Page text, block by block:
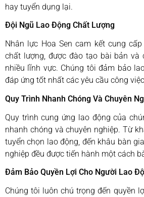
hay tuyển dụng lại.
Đội Ngũ Lao Động Chất Lượng
Nhân lực Hoa Sen cam kết cung
chất lượng, được đào tạo bài bản và
nhiều lĩnh vực. Chúng tôi đảm bảo
đáp ứng tốt nhất các yêu cầu công
Quy Trình Nhanh Chóng Và Chuyên
Quy trình cung ứng lao động của
nhanh chóng và chuyên nghiệp. Từ
tuyển chọn lao động, đến khâu bàn
nghiệp đều được tiến hành một cách
Đảm Bảo Quyền Lợi Cho Người Lao
Chúng tôi luôn chú trọng đến quyền